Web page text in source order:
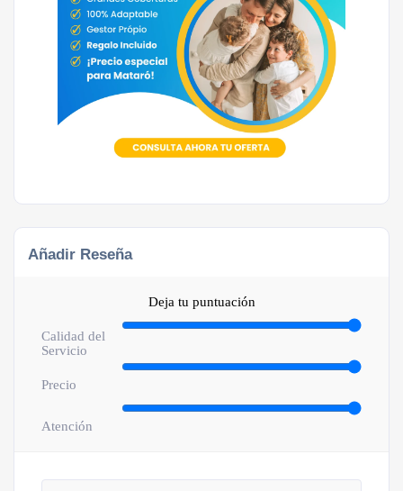
Añadir Reseña
Deja tu puntuación
Calidad del
Servicio
Precio
Atención